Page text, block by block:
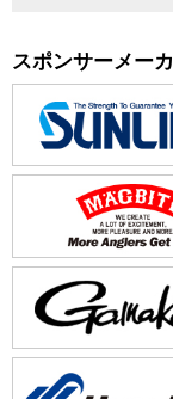
スポンサーメーカ